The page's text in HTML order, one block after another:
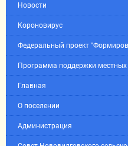
Новости
Короновирус
Федеральный проект
Программа поддержки местных
Главная
О поселении
Администрация